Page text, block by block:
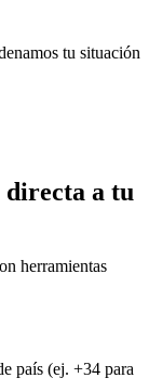
tu situación
directa a tu
herramientas
país (ej. +34 para